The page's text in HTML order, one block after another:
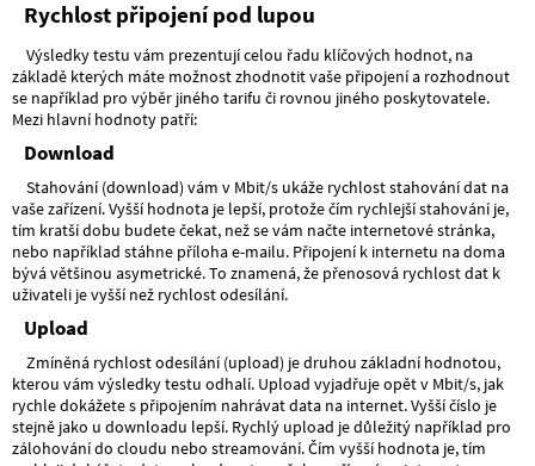
Rychlost připojení pod lupou
Výsledky testu vám prezentují celou řadu klíčových hodnot, na
základě kterých máte možnost zhodnotit vaše připojení a rozhodnout
se například pro výběr jiného tarifu či rovnou jiného poskytovatele.
Mezi hlavní hodnoty patří:
Download
Stahování (download) vám v Mbit/s ukáže rychlost stahování dat na
vaše zařízení. Vyšší hodnota je lepší, protože čím rychlejší stahování je,
tím kratší dobu budete čekat, než se vám načte internetové stránka,
nebo například stáhne příloha e-mailu. Připojení k internetu na doma
bývá většinou asymetrické. To znamená, že přenosová rychlost dat k
uživateli je vyšší než rychlost odesílání.
Upload
Zmíněná rychlost odesílání (upload) je druhou základní hodnotou,
kterou vám výsledky testu odhalí. Upload vyjadřuje opět v Mbit/s, jak
rychle dokážete s připojením nahrávat data na internet. Vyšší číslo je
stejně jako u downloadu lepší. Rychlý upload je důležitý například pro
zálohování do cloudu nebo streamování. Čím vyšší hodnota je, tím